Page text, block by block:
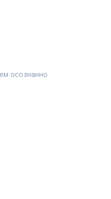
осознанно